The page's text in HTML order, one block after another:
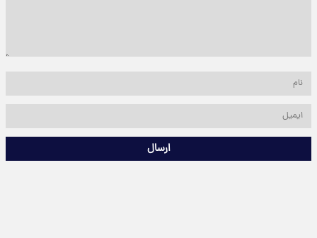
ارسال